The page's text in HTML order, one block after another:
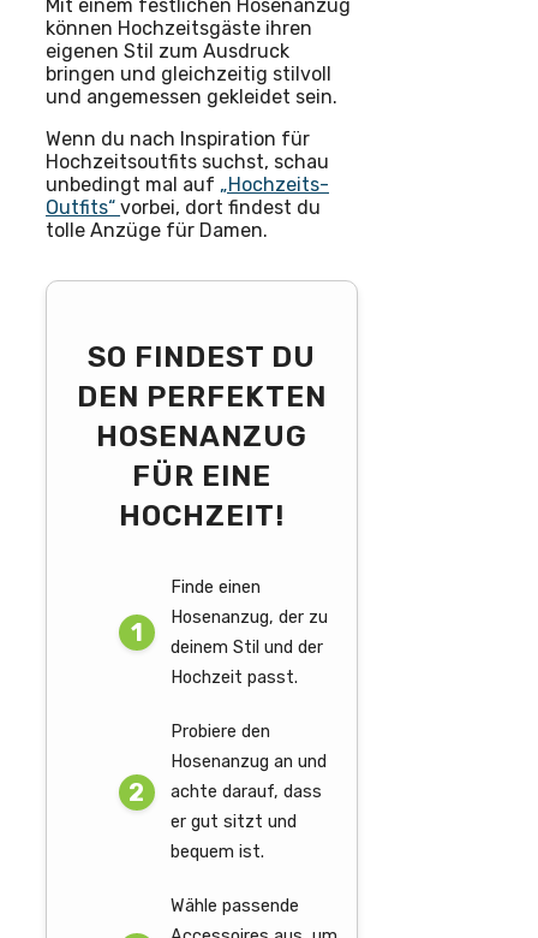
Mit einem festlichen Hosenanzug
können Hochzeitsgäste ihren
eigenen Stil zum Ausdruck
bringen und gleichzeitig stilvoll
und angemessen gekleidet sein.
Wenn du nach Inspiration für
Hochzeitsoutfits suchst, schau
unbedingt mal auf „Hochzeits-
Outfits“ vorbei, dort findest du
tolle Anzüge für Damen.
SO FINDEST DU
DEN PERFEKTEN
HOSENANZUG
FÜR EINE
HOCHZEIT!
Finde einen
Hosenanzug, der zu
deinem Stil und der
Hochzeit passt.
Probiere den
Hosenanzug an und
achte darauf, dass
er gut sitzt und
bequem ist.
Wähle passende